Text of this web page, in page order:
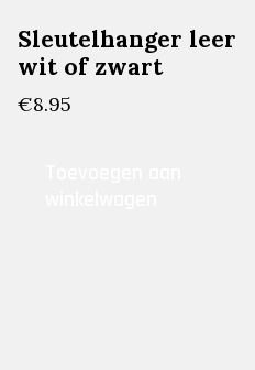
Sleutelhanger leer
wit of zwart
€8.95